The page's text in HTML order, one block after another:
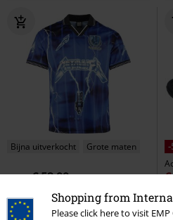
Shopping from
Please click here to visit
Bijna uitverkocht Grote maten
Vanaf€ 53,99
Lightning Rock FC
Metallica
Jersey
-